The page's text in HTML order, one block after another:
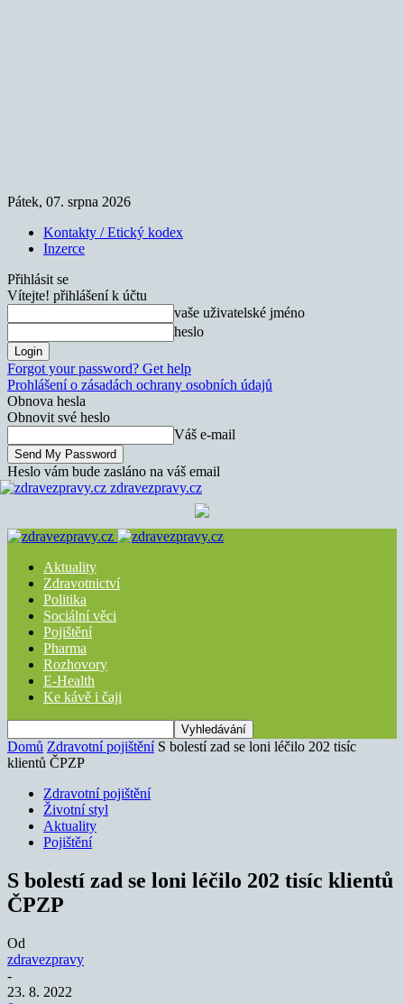
Pátek, 07. srpna 2026
Kontakty / Etický kodex
Inzerce
Přihlásit se
Vítejte! přihlášení k účtu
vaše uživatelské jméno
heslo
Forgot your password? Get help
Prohlášení o zásadách ochrany osobních údajů
Obnova hesla
Obnovit své heslo
Váš e-mail
Heslo vám bude zasláno na váš email
zdravezpravy.cz
Aktuality
Zdravotnictví
Politika
Sociální věci
Pojištění
Pharma
Rozhovory
E-Health
Ke kávě i čaji
Domů Zdravotní pojištění S bolestí zad se loni léčilo 202 tisíc
klientů ČPZP
Zdravotní pojištění
Životní styl
Aktuality
Pojištění
S bolestí zad se loni léčilo 202 tisíc klientů
ČPZP
Od
zdravezpravy
-
23. 8. 2022